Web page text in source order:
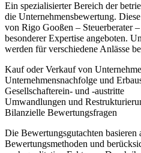
Ein spezialisierter Bereich der
die Unternehmensbewertung.
von Rigo Gooßen – Steuerberater
besonderer Expertise angeboten.
werden für verschiedene Anlässe
Kauf oder Verkauf von
Unternehmensnachfolge und
Gesellschafterein- und -austritte
Umwandlungen und
Bilanzielle Bewertungsfragen
Die Bewertungsgutachten basieren
Bewertungsmethoden und